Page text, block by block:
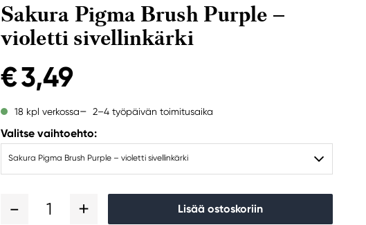
Sakura Pigma Brush Purple –
violetti sivellinkärki
€ 3,49
18 kpl verkossa 2–4 työpäivän toimitusaika
Valitse vaihtoehto:
Sakura Pigma Brush Purple – violetti sivellinkärki
1 Lisää ostoskoriin